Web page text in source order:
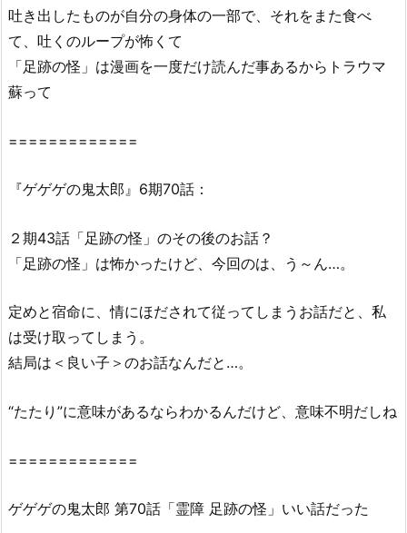
の
鬼
太
郎
0
は
Y
u
T
u
2.
吐き出したものが自分の身体の一部で、それをまた食べ
て、吐くのループが怖くて
「足跡の怪」は漫画を一度だけ読んだ事あるからトラウマ
蘇って
=============
『ゲゲゲの鬼太郎』6期70話：
２期43話「足跡の怪」のその後のお話？
「足跡の怪」は怖かったけど、今回のは、う～ん…。
定めと宿命に、情にほだされて従ってしまうお話だと、私
は受け取ってしまう。
結局は＜良い子＞のお話なんだと…。
“たたり”に意味があるならわかるんだけど、意味不明だしね
=============
ゲゲゲの鬼太郎 第70話「霊障 足跡の怪」いい話だった